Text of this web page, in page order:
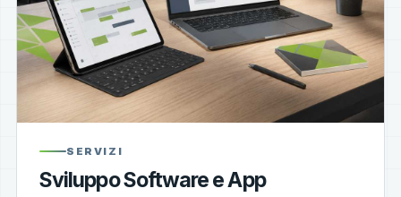
SERVIZI
Sviluppo Software e App